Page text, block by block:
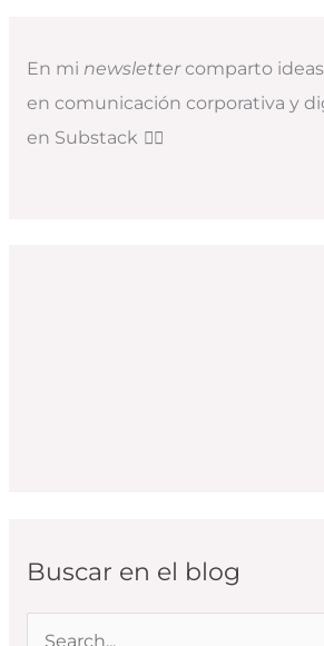
En mi newslettercomparto ideas
en comunicación corporativa y
en Substack 👇🏻
Buscar en el blog